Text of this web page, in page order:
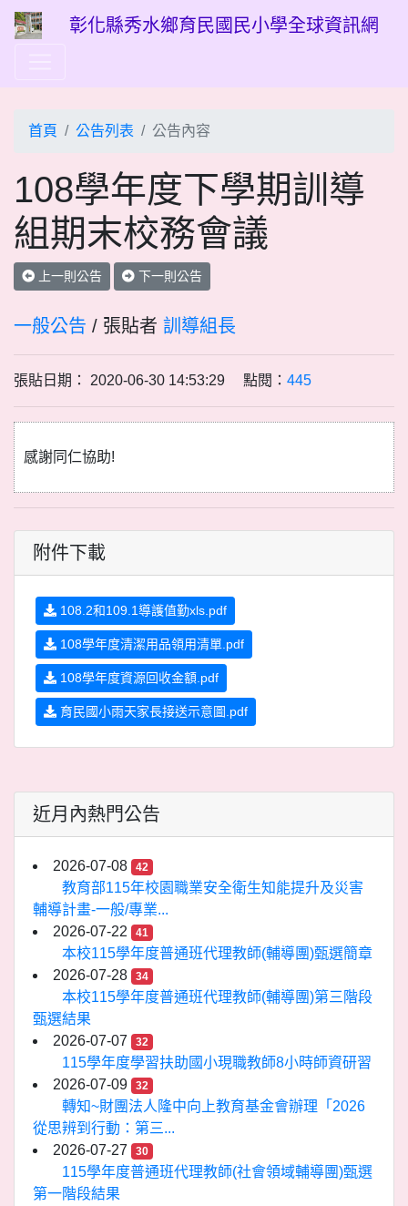
彰化縣秀水鄉育民國民小學全球資訊網
首頁 公告列表 公告內容
108學年度下學期訓導
組期末校務會議
上一則公告 下一則公告
一般公告 / 張貼者 訓導組長
張貼日期： 2020-06-30 14:53:29 點閱： 445
感謝同仁協助!
附件下載
108.2和109.1導護值勤xls.pdf
108學年度清潔用品領用清單.pdf
108學年度資源回收金額.pdf
育民國小雨天家長接送示意圖.pdf
近月內熱門公告
2026-07-08 42
教育部115年校園職業安全衛生知能提升及災害
輔導計畫-一般/專業...
2026-07-22
41
本校115學年度普通班代理教師(輔導團)甄選簡章
2026-07-28
34
本校115學年度普通班代理教師(輔導團)第三階段
甄選結果
2026-07-07
32
115學年度學習扶助國小現職教師8小時師資研習
2026-07-09
32
轉知~財團法人隆中向上教育基金會辦理「2026
從思辨到行動：第三...
2026-07-27
30
115學年度普通班代理教師(社會領域輔導團)甄選
第一階段結果